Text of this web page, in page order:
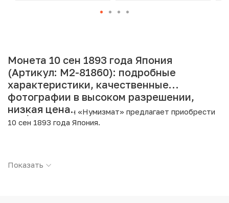
Монета 10 сен 1893 года Япония
(Артикул: M2-81860): подробные
характеристики, качественные
фотографии в высоком разрешении,
низкая цена.
Интернет магазин «Нумизмат» предлагает приобрести
10 сен 1893 года Япония.
Страна: Япония
Показать